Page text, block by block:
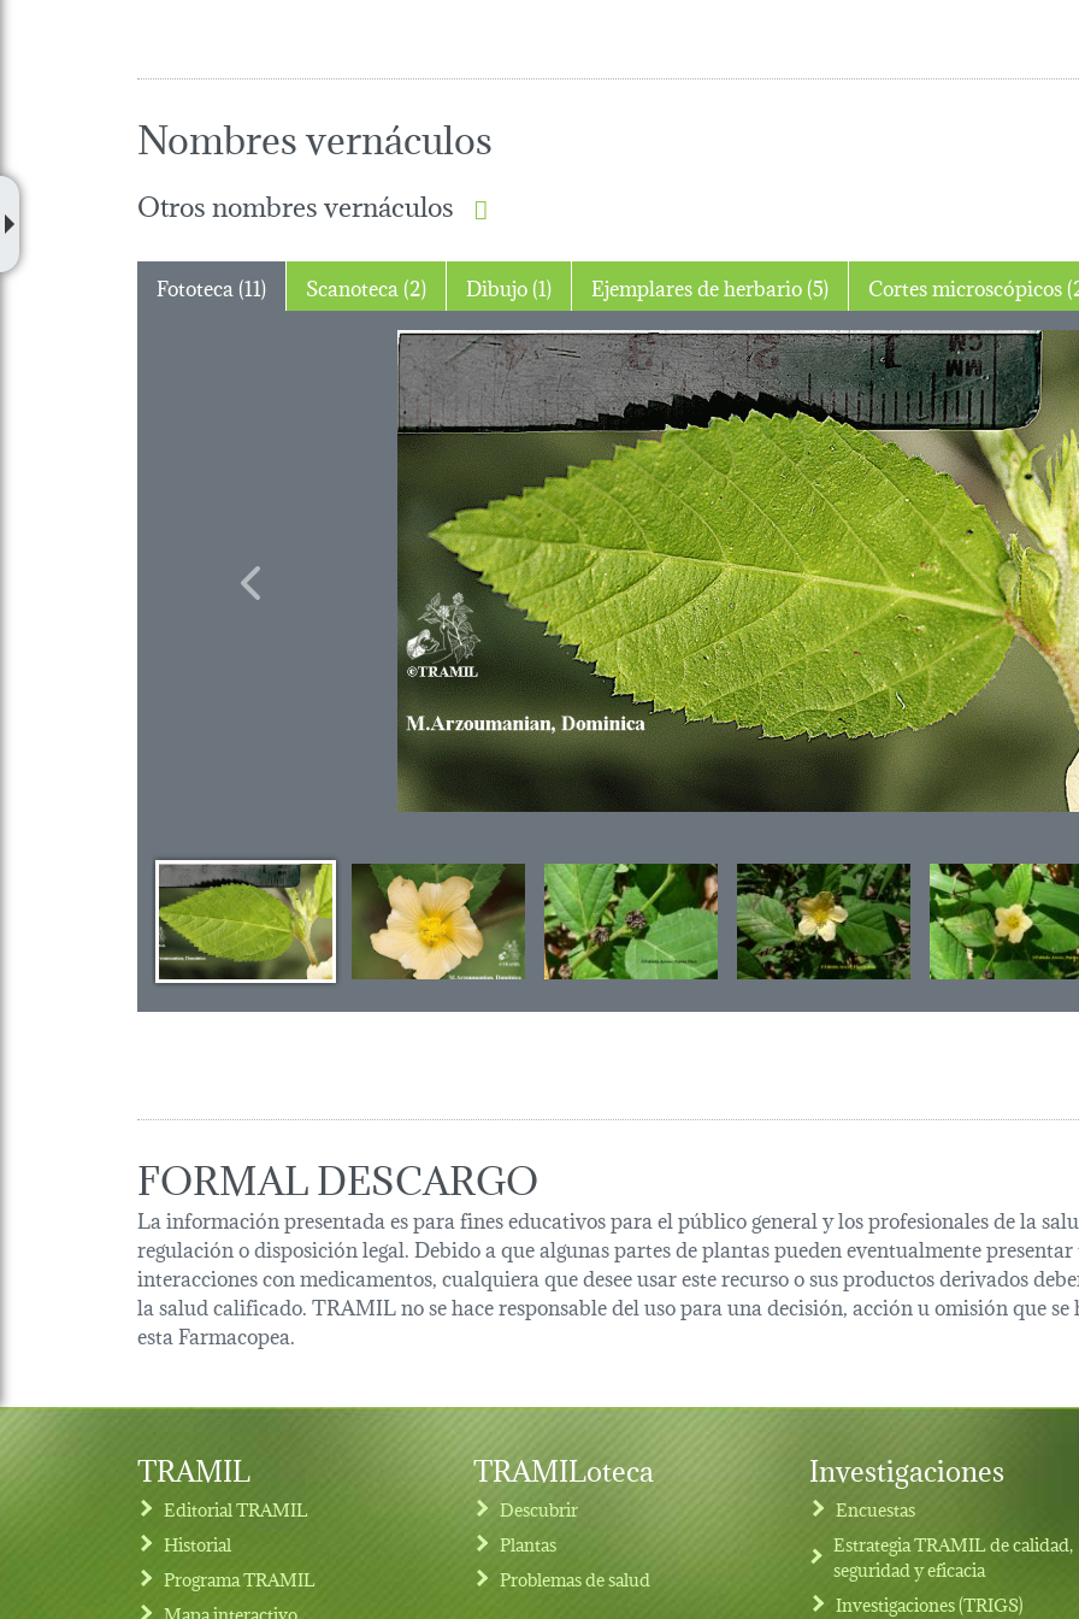
Nombres vernáculos
Otros nombres vernáculos
Fototeca (11) Scanoteca (2) Dibujo (1) Ejemplares de herbario (5) Cortes
Previous
FORMAL DESCARGO
La información presentada es para fines educativos para el público general y los profesionales de la
regulación o disposición legal. Debido a que algunas partes de plantas pueden eventualmente
interacciones con medicamentos, cualquiera que desee usar este recurso o sus productos derivados
la salud calificado. TRAMIL no se hace responsable del uso para una decisión, acción u omisión que
esta Farmacopea.
Footer menu
TRAMIL
Editorial TRAMIL
Historial
Programa TRAMIL
TRAMILoteca
Descubrir
Plantas
Problemas de salud
Investigaciones
Encuestas
Estrategia TRAMIL de calidad,
seguridad y eficacia
Investigaciones (TRIGS)